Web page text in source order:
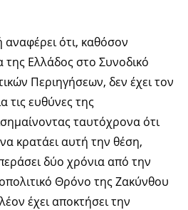
αναφέρει ότι, καθόσον
της Ελλάδος στο Συνοδικό
Περιηγήσεων, δεν έχει τον
τις ευθύνες της
ταυτόχρονα ότι
κρατάει αυτή την θέση,
δύο χρόνια από την
Θρόνο της Ζακύνθου
έχει αποκτήσει την